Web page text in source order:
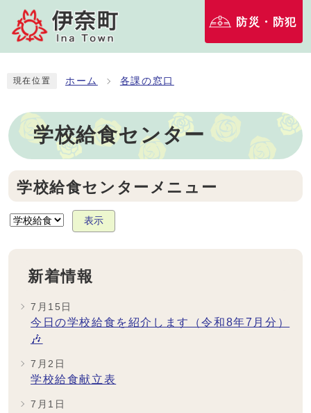
防災・防犯
現在位置 ホーム 各課の窓口
学校給食センター
学校給食センターメニュー
表示
新着情報
7月15日
今日の学校給食を紹介します（令和8年7月分）
🎶
7月2日
学校給食献立表
7月1日